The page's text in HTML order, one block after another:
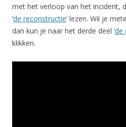
met het verloop van het incident,
‘de reconstructie‘ lezen. Wil je
dan kun je naar het derde deel ‘de
klikken.